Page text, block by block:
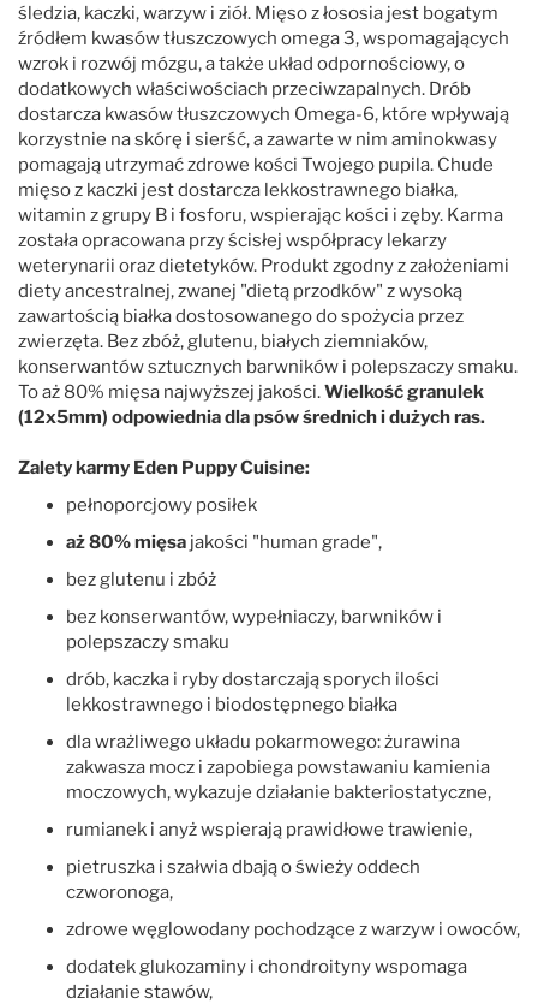
śledzia, kaczki, warzyw i ziół. Mięso z łososia jest bogatym
źródłem kwasów tłuszczowych omega 3, wspomagających
wzrok i rozwój mózgu, a także układ odpornościowy, o
dodatkowych właściwościach przeciwzapalnych. Drób
dostarcza kwasów tłuszczowych Omega-6, które wpływają
korzystnie na skórę i sierść, a zawarte w nim aminokwasy
pomagają utrzymać zdrowe kości Twojego pupila. Chude
mięso z kaczki jest dostarcza lekkostrawnego białka,
witamin z grupy B i fosforu, wspierając kości i zęby. Karma
została opracowana przy ścisłej współpracy lekarzy
weterynarii oraz dietetyków. Produkt zgodny z założeniami
diety ancestralnej, zwanej "dietą przodków" z wysoką
zawartością białka dostosowanego do spożycia przez
zwierzęta. Bez zbóż, glutenu, białych ziemniaków,
konserwantów sztucznych barwników i polepszaczy smaku.
To aż 80% mięsa najwyższej jakości.Wielkość granulek
(12x5mm) odpowiednia dla psów średnich i dużych ras.
Zalety karmy Eden Puppy Cuisine:
pełnoporcjowy posiłek
aż 80% mięsa jakości "human grade",
bez glutenu i zbóż
bez konserwantów, wypełniaczy, barwników i
polepszaczy smaku
drób, kaczka i ryby dostarczają sporych ilości
lekkostrawnego i biodostępnego białka
dla wrażliwego układu pokarmowego: żurawina
zakwasza mocz i zapobiega powstawaniu kamienia
moczowych, wykazuje działanie bakteriostatyczne,
rumianek i anyż wspierają prawidłowe trawienie,
pietruszka i szałwia dbają o świeży oddech
czworonoga,
zdrowe węglowodany pochodzące z warzyw i owoców,
dodatek glukozaminy i chondroityny wspomaga
działanie stawów,